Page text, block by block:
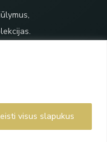
visus slapukus